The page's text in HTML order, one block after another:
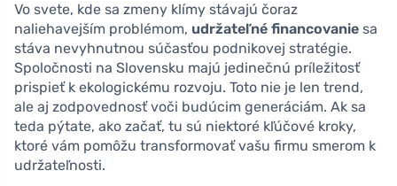
Vo svete, kde sa zmeny klímy stávajú čoraz
naliehavejším problémom, udržateľné financovanie sa
stáva nevyhnutnou súčasťou podnikovej stratégie.
Spoločnosti na Slovensku majú jedinečnú príležitosť
prispieť k ekologickému rozvoju. Toto nie je len trend,
ale aj zodpovednosť voči budúcim generáciám. Ak sa
teda pýtate, ako začať, tu sú niektoré kľúčové kroky,
ktoré vám pomôžu transformovať vašu firmu smerom k
udržateľnosti.